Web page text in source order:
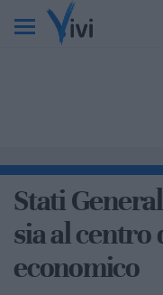
Stati
sia al centro
economico